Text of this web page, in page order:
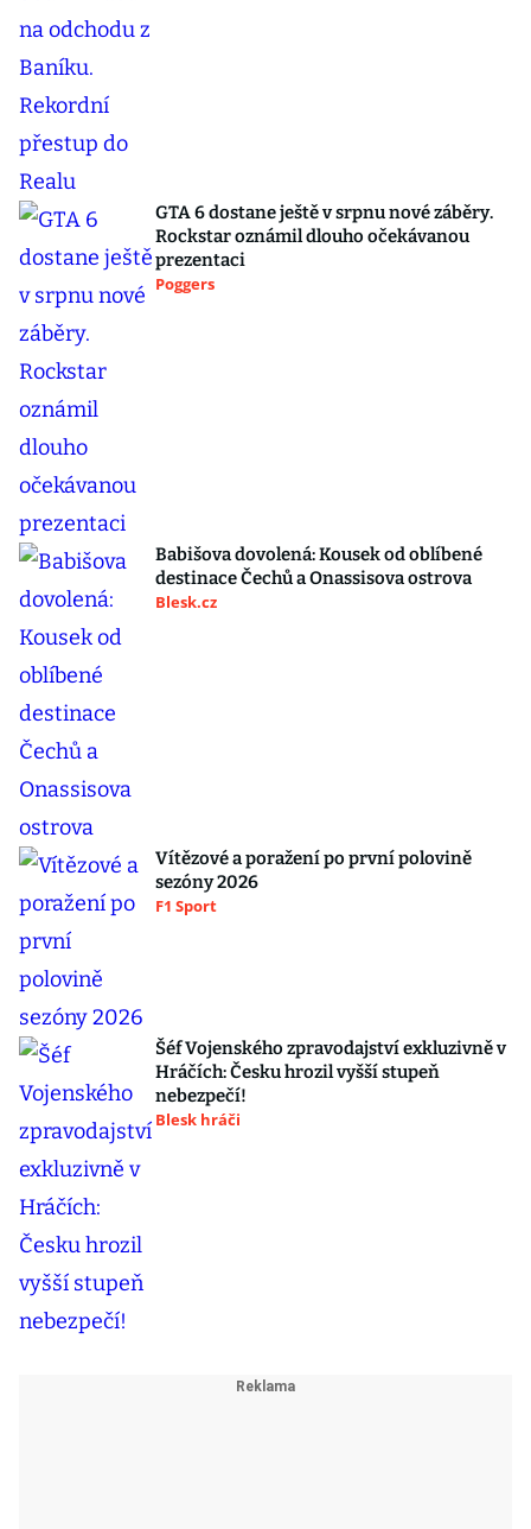
GTA 6 dostane ještě v srpnu nové záběry.
Rockstar oznámil dlouho očekávanou
prezentaci
Poggers
Babišova dovolená: Kousek od oblíbené
destinace Čechů a Onassisova ostrova
Blesk.cz
Vítězové a poražení po první polovině
sezóny 2026
F1 Sport
Šéf Vojenského zpravodajství exkluzivně v
Hráčích: Česku hrozil vyšší stupeň
nebezpečí!
Blesk hráči